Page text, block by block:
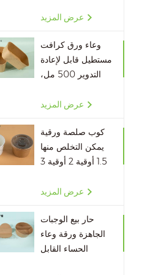
عرض المزيد
وعاء ورق كرافت
مستطيل قابل لإعادة
التدوير 500 مل،
1000 مل
عرض المزيد
كوب صلصة ورقية
يمكن التخلص منها
1.5 أوقية 2 أوقية 3
عرض المزيد
حار بيع الوجبات
الجاهزة ورقة وعاء
الحساء القابل